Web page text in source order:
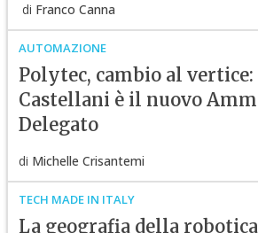
di Franco Canna
AUTOMAZIONE
Polytec, cambio al
Castellani è il nuovo
Delegato
di Michelle Crisantemi
TECH MADE IN ITALY
La geografia della